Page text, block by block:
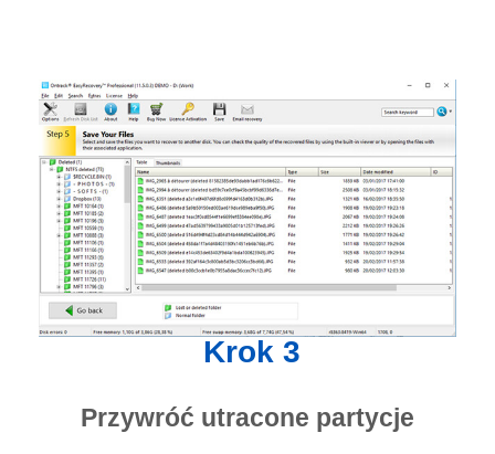
Krok 3
Przywróć utracone partycje